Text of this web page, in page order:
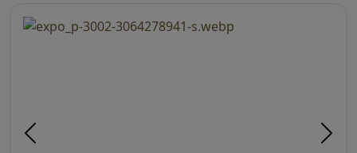
Föregående